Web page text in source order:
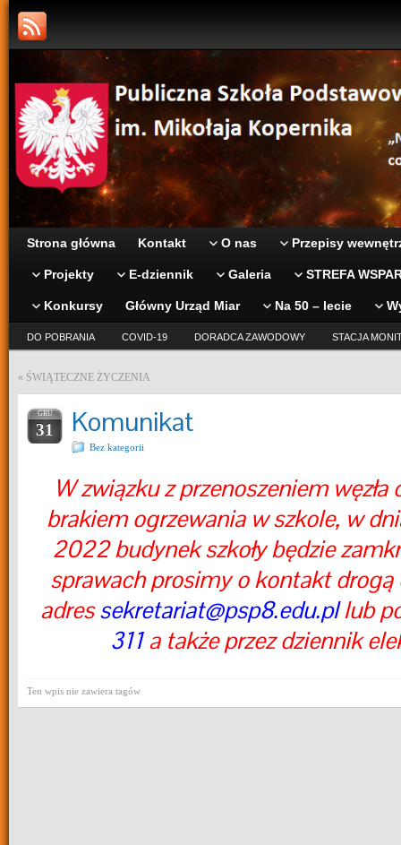
Strona główna Kontakt O nas Przepisy
Projekty E-dziennik Galeria STREFA
Konkursy Główny Urząd Miar Na 50 – lecie
DO POBRANIA COVID-19 DORADCA ZAWODOWY STACJA
« ŚWIĄTECZNE ŻYCZENIA
GRU
31 Komunikat
Bez kategorii
W związku z przenoszeniem węzła
brakiem ogrzewania w szkole, w
2022 budynek szkoły będzie
sprawach prosimy o kontakt drogą
adres sekretariat@psp8.edu.pl lub
311a także przez dziennik
Ten wpis nie zawiera tagów